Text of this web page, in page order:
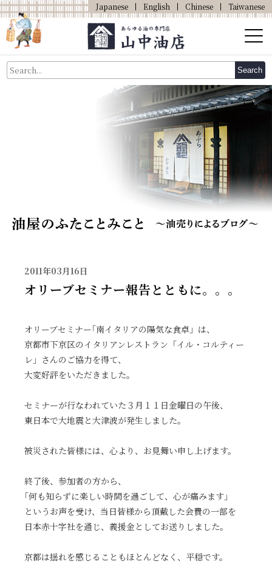
Japanese English Chinese Taiwanese
Search
About Us
2011年03月16日
オリーブセミナー報告とともに。。。
オリーブセミナー｢南イタリアの陽気な食卓」は、
京都市下京区のイタリアンレストラン「イル・コルティー
レ」さんのご協力を得て、
大変好評をいただきました。
セミナーが行なわれていた３月１１日金曜日の午後、
東日本で大地震と大津波が発生しました。
被災された皆様には、心より、お見舞い申し上げます。
終了後、参加者の方から、
｢何も知らずに楽しい時間を過ごして、心が痛みます」
というお声を受け、当日皆様から頂戴した会費の一部を
日本赤十字社を通じ、義援金としてお送りしました。
京都は揺れを感じることもほとんどなく、平穏です。